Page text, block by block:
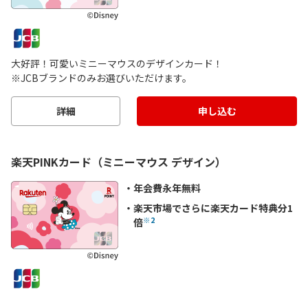
大好評！可愛いミニーマウスのデザインカード！
※JCBブランドのみお選びいただけます。
詳細 申し込む
楽天PINKカード（ミニーマウス デザイン）
年会費永年無料
楽天市場でさらに楽天カード特典分1
倍※2